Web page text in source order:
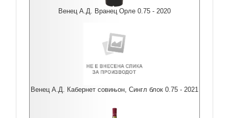
Венец А.Д. Вранец Орле 0.75 - 2020
Венец А.Д. Кабернет совињон, Сингл блок 0.75 - 2021